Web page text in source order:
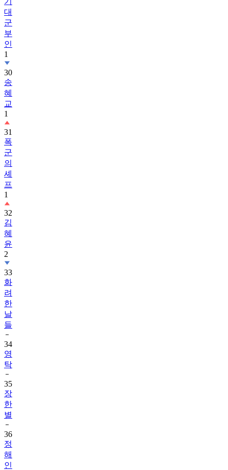
대
군
부
인
1
30
송
혜
교
1
31
폭
군
의
셰
프
1
32
김
혜
윤
2
33
화
려
한
날
들
34
영
탁
35
장
한
별
36
정
해
인